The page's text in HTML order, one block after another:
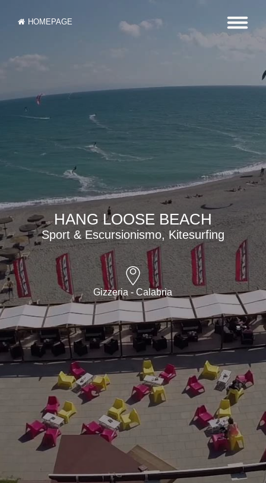
HOMEPAGE
HANG LOOSE BEACH
Sport & Escursionismo, Kitesurfing
Gizzeria - Calabria